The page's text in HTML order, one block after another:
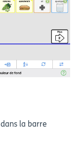
dans la barre